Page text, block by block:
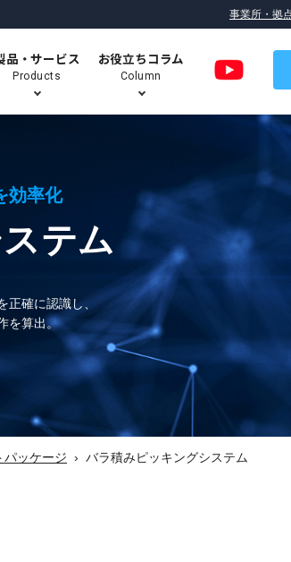
事業所・拠
ン ALFIS ロボットシステムの特長
品・サービス
Products
ロボットデパレタイズシステム
パラレルリンクロボット搭載
高速ピッキングシステム
移動式・協働ロボットユニット
お役立ちコラム
Column
効率化
テム
確に認識し、
を算出。
パッケージ バラ積みピッキングシステム